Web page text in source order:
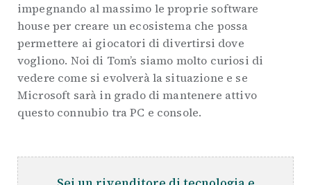
impegnando al massimo le proprie software
house per creare un ecosistema che possa
permettere ai giocatori di divertirsi dove
vogliono. Noi di Tom’s siamo molto curiosi di
vedere come si evolverà la situazione e se
Microsoft sarà in grado di mantenere attivo
questo connubio tra PC e console.